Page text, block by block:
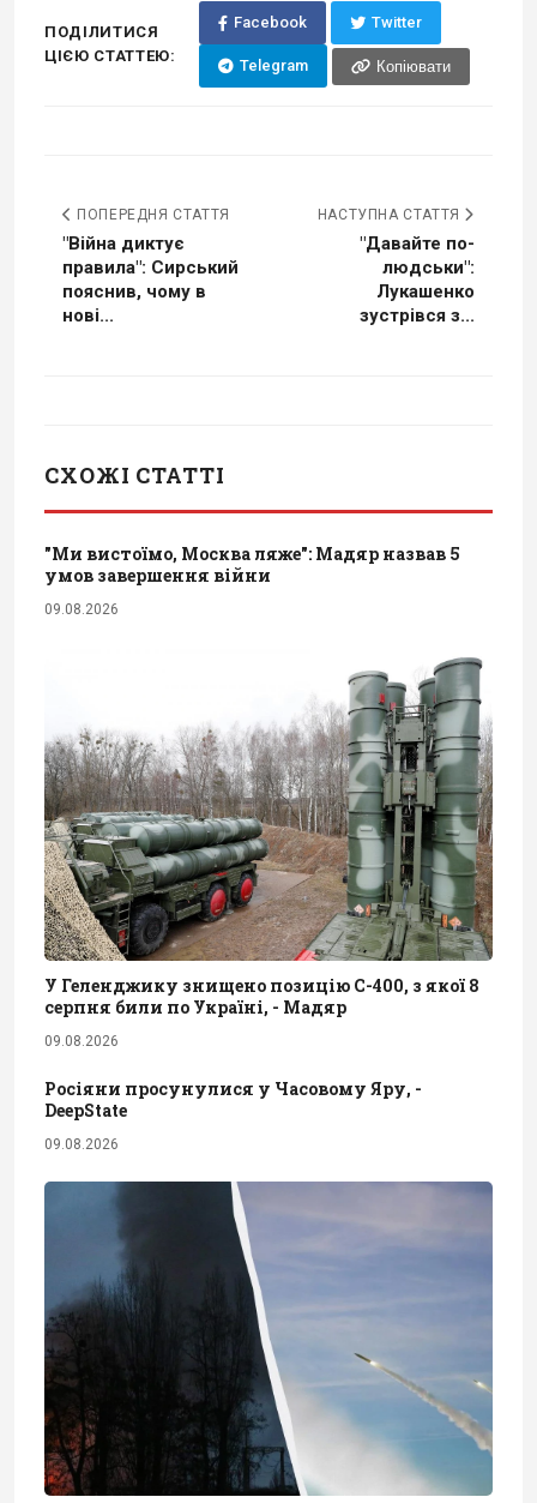
ПОДІЛИТИСЯ
ЦІЄЮ СТАТТЕЮ:
Facebook Twitter
Telegram Копіювати
ПОПЕРЕДНЯ СТАТТЯ
"Війна диктує
правила": Сирський
пояснив, чому в
нові...
НАСТУПНА СТАТТЯ
"Давайте по-
людськи":
Лукашенко
зустрівся з...
СХОЖІ СТАТТІ
"Ми вистоїмо, Москва ляже": Мадяр назвав 5
умов завершення війни
09.08.2026
У Геленджику знищено позицію С-400, з якої 8
серпня били по Україні, - Мадяр
09.08.2026
Росіяни просунулися у Часовому Яру, -
DeepState
09.08.2026